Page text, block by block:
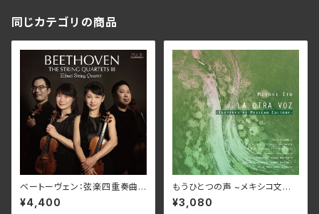
同じカテゴリの商品
ベートーヴェン：弦楽四重奏曲
全集Ⅲ/ひばり弦楽四重奏団 N
ARD-5095_6(仕様:2CD)
¥4,400
もうひとつの声 ~メキシコ文化
に魅了~/オニックス・アンサンブ
ル他 TFCC-2004
¥3,080